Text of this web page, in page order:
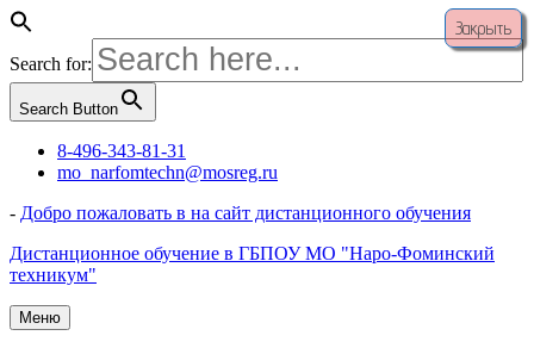
Search for:
Search Button
Перейти8-496-343-81-31
mo_narfomtechn@mosreg.ru
- Добро пожаловать в на сайт дистанционного обучения
Дистанционное обучение в ГБПОУ МО "Наро-Фоминский
техникум"
Меню
Закрыть